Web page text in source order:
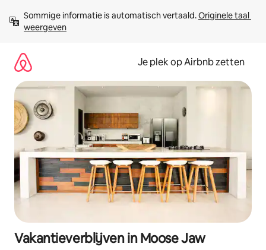
direct
naar
Sommige informatie is automatisch vertaald. Originele taal
weergeven
Je plek op Airbnb zetten
Vakantieverblijven in Moose Jaw